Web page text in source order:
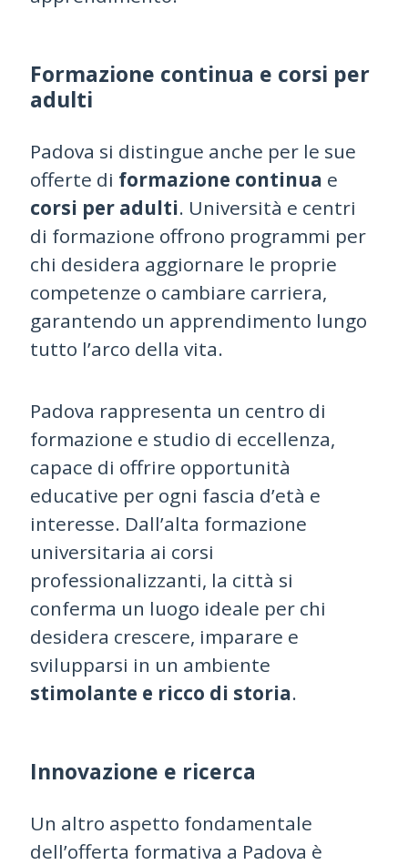
Formazione continua e corsi per
adulti
Padova si distingue anche per le sue
offerte di formazione continua e
corsi per adulti. Università e centri
di formazione offrono programmi per
chi desidera aggiornare le proprie
competenze o cambiare carriera,
garantendo un apprendimento lungo
tutto l’arco della vita.
Padova rappresenta un centro di
formazione e studio di eccellenza,
capace di offrire opportunità
educative per ogni fascia d’età e
interesse. Dall’alta formazione
universitaria ai corsi
professionalizzanti, la città si
conferma un luogo ideale per chi
desidera crescere, imparare e
svilupparsi in un ambiente
stimolante e ricco di storia.
Innovazione e ricerca
Un altro aspetto fondamentale
dell’offerta formativa a Padova è